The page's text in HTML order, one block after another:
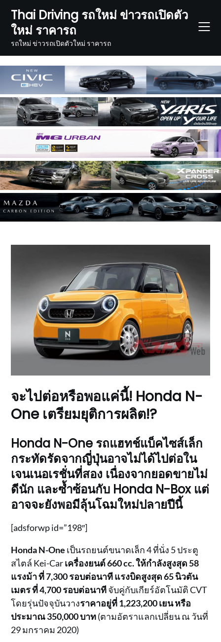
content
Thai Driving รถใหม่ ข่าวรถเปิดตัว
ใหม่ ราคารถ
รถใหม่ ข่าวรถเปิดตัวใหม่ ราคารถ
จะไปต่อหรือพอแค่นี้! Honda N-
One เตรียมยุติการผลิต!?
Honda N-One รถแฮทช์แบ็คไซส์เล็ก
กระทัดรัดจากญี่ปุ่นอาจไม่ได้ไปต่อใน
เจนเนอเรชั่นที่สอง เนื่องจากยอดขายไม่
ดีนัก และซ้ำซ้อนกับ Honda N-Box แต่
อาจจะยังพอมีลุ้นโฉมใหม่ปลายปีนี้
[adsforwp id=”198″]
Honda N-One เป็นรถยนต์ขนาดเล็ก 4 ที่นั่ง 5 ประตู
สไตล์ Kei-Carเครื่องยนต์ 660 cc. ให้กำลังสูงสุด 58
แรงม้า ที่ 7,300 รอบต่อนาที แรงบิดสูงสุด 65 นิวตัน
เมตร ที่ 4,700 รอบต่อนาทีจับคู่กับเกียร์อัตโนมัติ CVT
โดยรุ่นปัจจุบันวางราคาอยู่ที่ 1,223,200 เยน หรือ
ประมาณ 350,000 บาท(ตามอัตราแลกเปลี่ยน ณ วันที่
29 มกราคม 2020)